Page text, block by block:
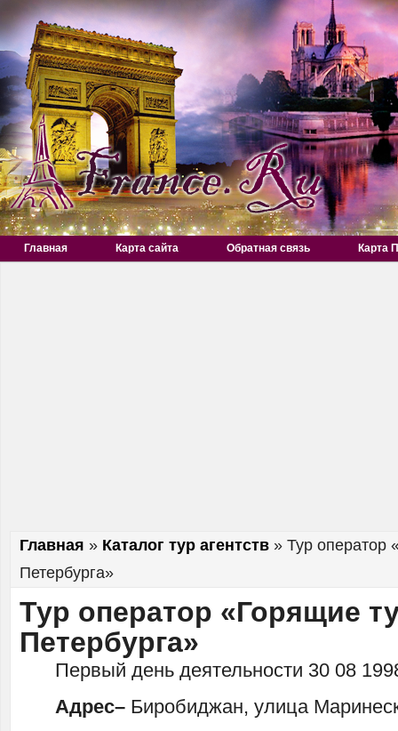
Главная Карта сайта Обратная связь Карта
Главная » Каталог тур агентств » Тур оператор
Петербурга»
Тур оператор «Горящие
Петербурга»
Первый день деятельности 30 08
Адрес– Биробиджан, улица